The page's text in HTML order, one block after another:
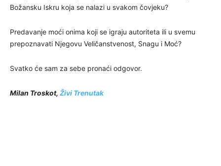
Božansku Iskru koja se nalazi u svakom čovjeku?
Predavanje moći onima koji se igraju autoriteta ili u svemu
prepoznavati Njegovu Veličanstvenost, Snagu i Moć?
Svatko će sam za sebe pronaći odgovor.
Milan Troskot, Živi Trenutak